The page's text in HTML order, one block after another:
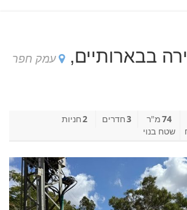
בבארותיים, עמק חפר
74מ"ר
שטח בנוי
3חדרים 2חניות